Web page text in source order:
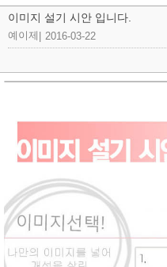
이미지 설기 시안 입니다.
예이제 2016-03-22